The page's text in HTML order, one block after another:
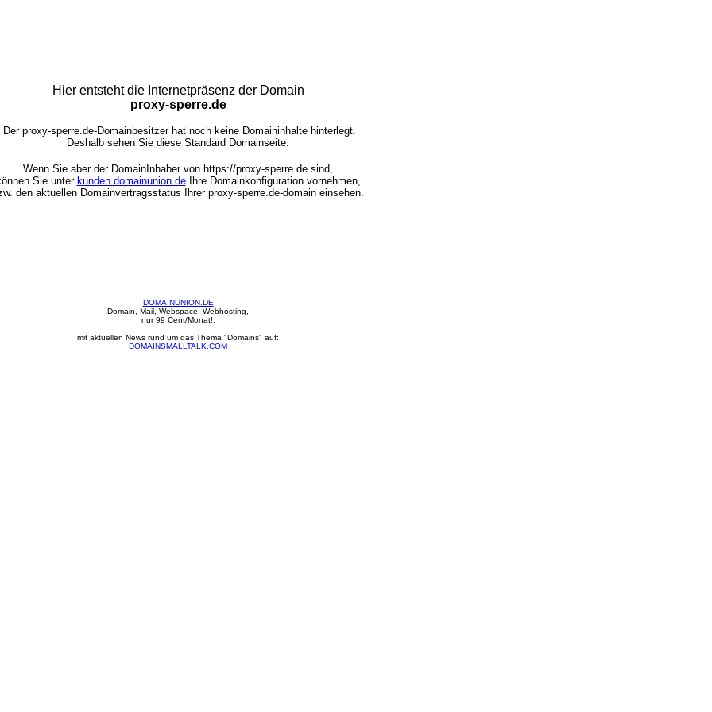
Hier entsteht die Internetpräsenz der Domain
proxy-sperre.de
Der proxy-sperre.de-Domainbesitzer hat noch keine Domaininhalte hinterlegt.
Deshalb sehen Sie diese Standard Domainseite.
Wenn Sie aber der DomainInhaber von https://proxy-sperre.de sind,
Sie unter kunden.domainunion.deIhre Domainkonfiguration vornehmen,
den aktuellen Domainvertragsstatus Ihrer proxy-sperre.de-domain einsehen.
DOMAINUNION.DE
Domain, Mail, Webspace, Webhosting,
nur 99 Cent/Monat!.
mit aktuellen News rund um das Thema "Domains" auf:
DOMAINSMALLTALK.COM